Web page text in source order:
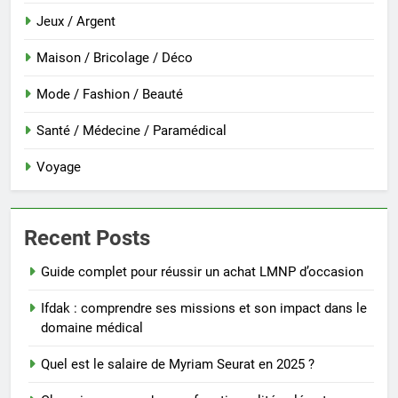
Jeux / Argent
Maison / Bricolage / Déco
Mode / Fashion / Beauté
Santé / Médecine / Paramédical
Voyage
Recent Posts
Guide complet pour réussir un achat LMNP d’occasion
Ifdak : comprendre ses missions et son impact dans le
domaine médical
Quel est le salaire de Myriam Seurat en 2025 ?